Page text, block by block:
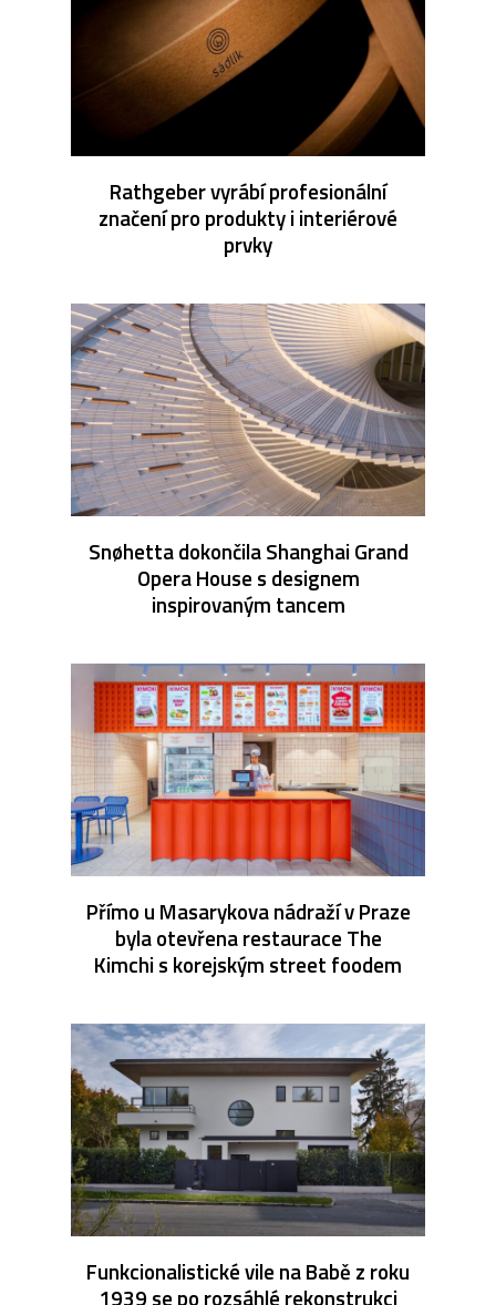
Rathgeber vyrábí profesionální
značení pro produkty i interiérové
prvky
Snøhetta dokončila Shanghai Grand
Opera House s designem
inspirovaným tancem
Přímo u Masarykova nádraží v Praze
byla otevřena restaurace The
Kimchi s korejským street foodem
Funkcionalistické vile na Babě z roku
1939 se po rozsáhlé rekonstrukci